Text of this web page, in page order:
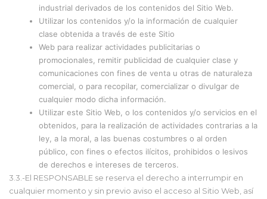
industrial derivados de los contenidos del Sitio Web.
Utilizar los contenidos y/o la información de cualquier
clase obtenida a través de este Sitio
Web para realizar actividades publicitarias o
promocionales, remitir publicidad de cualquier clase y
comunicaciones con fines de venta u otras de naturaleza
comercial, o para recopilar, comercializar o divulgar de
cualquier modo dicha información.
Utilizar este Sitio Web, o los contenidos y/o servicios en el
obtenidos, para la realización de actividades contrarias a la
ley, a la moral, a las buenas costumbres o al orden
público, con fines o efectos ilícitos, prohibidos o lesivos
de derechos e intereses de terceros.
3.3.-El RESPONSABLE se reserva el derecho a interrumpir en
cualquier momento y sin previo aviso el acceso al Sitio Web, así